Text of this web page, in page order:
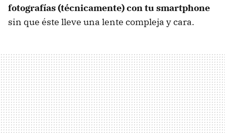
fotografías (técnicamente) con tu smartphone
sin que éste lleve una lente compleja y cara.